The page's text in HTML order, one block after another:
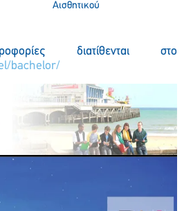
Αισθητικού
διατίθενται στο
bachelor/